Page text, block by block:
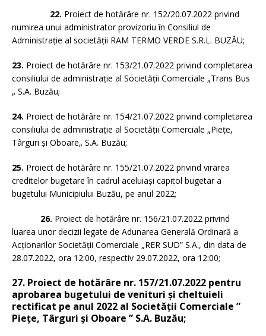
22. Proiect de hotărâre nr. 152/20.07.2022 privind
numirea unui administrator provizoriu în Consiliul de
Administrație al societății RAM TERMO VERDE S.R.L. BUZĂU;
23. Proiect de hotărâre nr. 153/21.07.2022 privind completarea
consiliului de administraţie al Societăţii Comerciale „Trans Bus
„ S.A. Buzău;
24. Proiect de hotărâre nr. 154/21.07.2022 privind completarea
consiliului de administraţie al Societăţii Comerciale „Piețe,
Târguri și Oboare„ S.A. Buzău;
25. Proiect de hotărâre nr. 155/21.07.2022 privind virarea
creditelor bugetare în cadrul aceluiaşi capitol bugetar a
bugetului Municipiului Buzău, pe anul 2022;
26. Proiect de hotărâre nr. 156/21.07.2022 privind
luarea unor decizii legate de Adunarea Generală Ordinară a
Acţionarilor Societăţii Comerciale „RER SUD” S.A., din data de
28.07.2022, ora 12:00, respectiv 29.07.2022, ora 12:00;
27. Proiect de hotărâre nr. 157/21.07.2022 pentru
aprobarea bugetului de venituri şi cheltuieli
rectificat pe anul 2022 al Societăţii Comerciale ”
Pieţe, Târguri şi Oboare ” S.A. Buzău;